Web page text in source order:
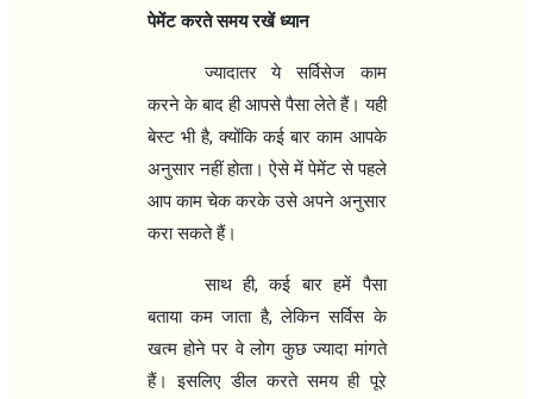
पेमेंट करते समय रखें ध्यान
ज्यादातर ये सर्विसेज काम
करने के बाद ही आपसे पैसा लेते हैं। यही
बेस्ट भी है,क्योंकि कई बार काम आपके
अनुसार नहीं होता। ऐसे में पेमेंट से पहले
आप काम चेक करके उसे अपने अनुसार
करा सकते हैं।
साथ ही,कई बार हमें पैसा
बताया कम जाता है,लेकिन सर्विस के
खत्म होने पर वे लोग कुछ ज्यादा मांगते
हैं। इसलिए डील करते समय ही पूरे